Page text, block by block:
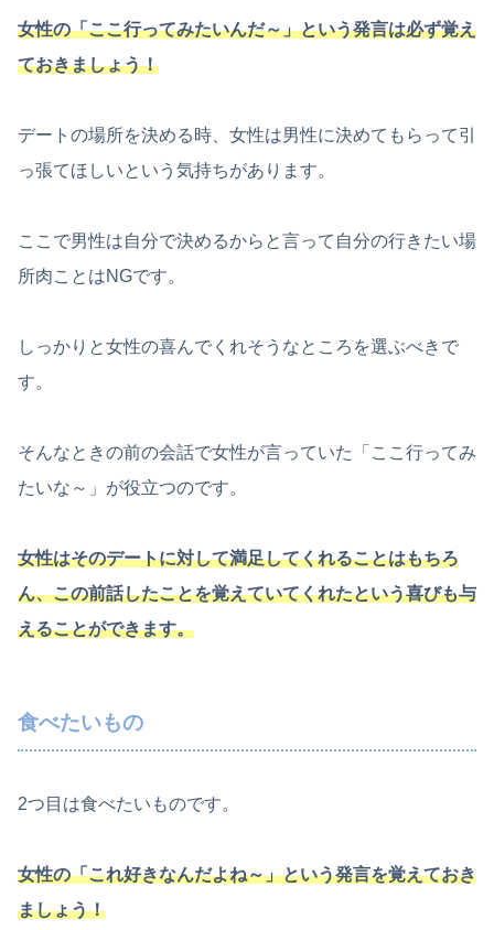
女性の「ここ行ってみたいんだ～」という発言は必ず覚え
ておきましょう！
デートの場所を決める時、女性は男性に決めてもらって引
っ張てほしいという気持ちがあります。
ここで男性は自分で決めるからと言って自分の行きたい場
所肉ことはNGです。
しっかりと女性の喜んでくれそうなところを選ぶべきで
す。
そんなときの前の会話で女性が言っていた「ここ行ってみ
たいな～」が役立つのです。
女性はそのデートに対して満足してくれることはもちろ
ん、この前話したことを覚えていてくれたという喜びも与
えることができます。
食べたいもの
2つ目は食べたいものです。
女性の「これ好きなんだよね～」という発言を覚えておき
ましょう！